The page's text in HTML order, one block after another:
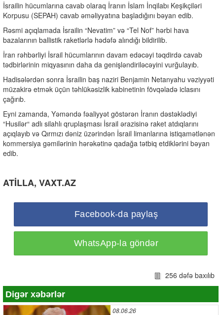
İsrailin hücumlarına cavab olaraq İranın İslam İnqilabı Keşikçiləri
Korpusu (SEPAH) cavab əməliyyatına başladığını bəyan edib.
Rəsmi açıqlamada İsrailin “Nevatim” və “Tel Nof” hərbi hava
bazalarının ballistik raketlərlə hədəfə alındığı bildirilib.
İran rəhbərliyi İsrail hücumlarının davam edəcəyi təqdirdə cavab
tədbirlərinin miqyasının daha da genişləndiriləcəyini vurğulayıb.
Hadisələrdən sonra İsrailin baş naziri Benjamin Netanyahu vəziyyəti
müzakirə etmək üçün təhlükəsizlik kabinetinin fövqəladə iclasını
çağırıb.
Eyni zamanda, Yəməndə fəaliyyət göstərən İranın dəstəklədiyi
“Husilər“ adlı silahlı qruplaşması İsrail ərazisinə raket atdıqlarını
açıqlayıb və Qırmızı dəniz üzərindən İsrail limanlarına istiqamətlənən
kommersiya gəmilərinin hərəkətinə qadağa tətbiq etdiklərini bəyan
edib.
ATİLLA, VAXT.AZ
Facebook-da paylaş
WhatsApp-la göndər
256 dəfə baxılıb
Digər xəbərlər
08.06.26